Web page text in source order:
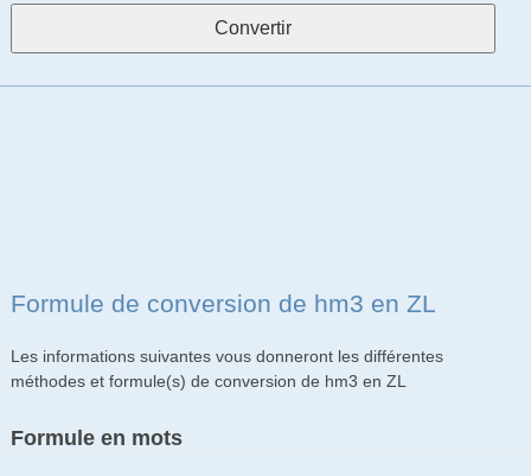
Formule de conversion de hm3 en ZL
Les informations suivantes vous donneront les différentes
méthodes et formule(s) de conversion de hm3 en ZL
Formule en mots